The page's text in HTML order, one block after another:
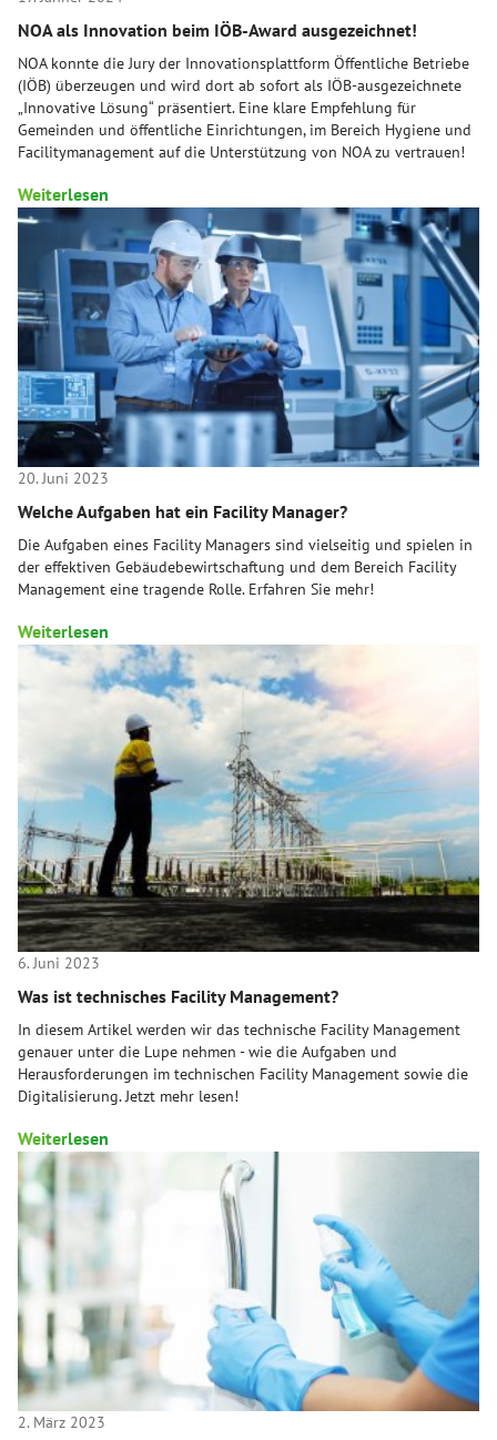
NOA als Innovation beim IÖB-Award ausgezeichnet!
NOA konnte die Jury der Innovationsplattform Öffentliche Betriebe
(IÖB) überzeugen und wird dort ab sofort als IÖB-ausgezeichnete
„Innovative Lösung“ präsentiert. Eine klare Empfehlung für
Gemeinden und öffentliche Einrichtungen, im Bereich Hygiene und
Facilitymanagement auf die Unterstützung von NOA zu vertrauen!
Weiterlesen
20. Juni 2023
Welche Aufgaben hat ein Facility Manager?
Die Aufgaben eines Facility Managers sind vielseitig und spielen in
der effektiven Gebäudebewirtschaftung und dem Bereich Facility
Management eine tragende Rolle. Erfahren Sie mehr!
Weiterlesen
6. Juni 2023
Was ist technisches Facility Management?
In diesem Artikel werden wir das technische Facility Management
genauer unter die Lupe nehmen - wie die Aufgaben und
Herausforderungen im technischen Facility Management sowie die
Digitalisierung. Jetzt mehr lesen!
Weiterlesen
2. März 2023